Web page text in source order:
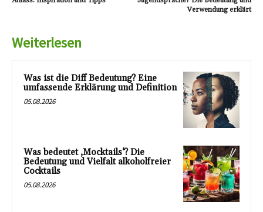
Verwendung erklärt
Weiterlesen
Was ist die Diff Bedeutung? Eine
umfassende Erklärung und Definition
05.08.2026
Was bedeutet ‚Mocktails‘? Die
Bedeutung und Vielfalt alkoholfreier
Cocktails
05.08.2026